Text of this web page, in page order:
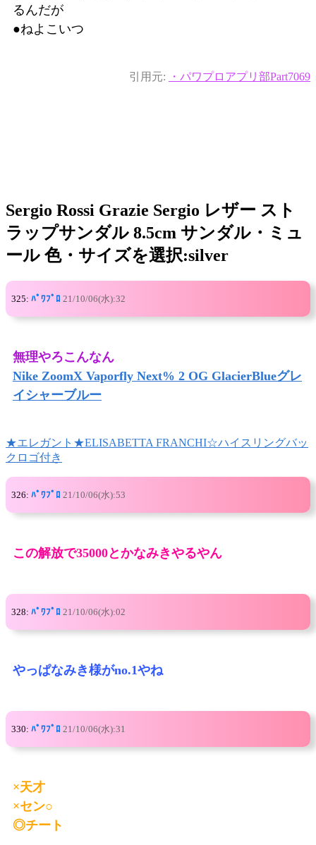
るんだが
●ねよこいつ
引用元: ・パワプロアプリ部Part7069
Sergio Rossi Grazie Sergio レザー スト
ラップサンダル 8.5cm サンダル・ミュ
ール 色・サイズを選択:silver
325: ﾊﾟﾜﾌﾟﾛ 21/10/06(水):32
無理やろこんなん
Nike ZoomX Vaporfly Next% 2 OG GlacierBlueグレ
イシャーブルー
★エレガント★ELISABETTA FRANCHI☆ハイスリングバッ
クロゴ付き
326: ﾊﾟﾜﾌﾟﾛ 21/10/06(水):53
この解放で35000とかなみきやるやん
328: ﾊﾟﾜﾌﾟﾛ 21/10/06(水):02
やっぱなみき様がno.1やね
330: ﾊﾟﾜﾌﾟﾛ 21/10/06(水):31
×天才
×セン○
◎チート